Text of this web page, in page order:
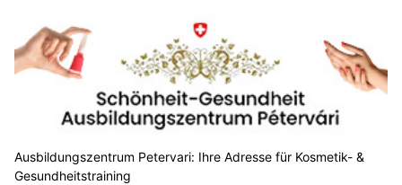
Ausbildungszentrum Petervari: Ihre Adresse für Kosmetik- &
Gesundheitstraining